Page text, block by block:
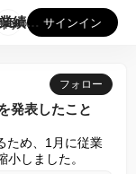
決算が予想を上回り、好調な業績見通しを発表したことで、Pin... サインイン
フォロー
発表したこと
ため、1月に従業
しました。